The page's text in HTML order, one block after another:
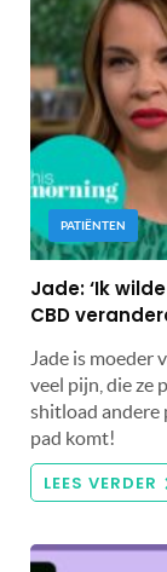
PATIËNTEN
Jade: ‘Ik
CBD
Jade is moeder
veel pijn, die ze
shitload andere
pad komt!
LEES VERDER